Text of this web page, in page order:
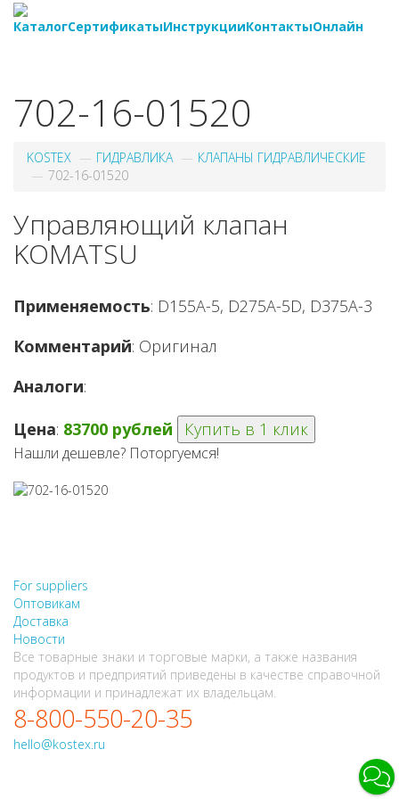
КаталогСертификатыИнструкцииКонтактыОнлайн
702-16-01520
KOSTEX ГИДРАВЛИКА
КЛАПАНЫ ГИДРАВЛИЧЕСКИЕ
702-16-01520
Управляющий клапан
KOMATSU
Применяемость: D155A-5, D275A-5D, D375A-3
Комментарий: Оригинал
Аналоги:
Цена: 83700 рублей Купить в 1 клик
Нашли дешевле? Поторгуемся!
For suppliers
Оптовикам
Доставка
Новости
Все товарные знаки и торговые марки, а также названия
продуктов и предприятий приведены в качестве справочной
информации и принадлежат их владельцам.
8-800-550-20-35
hello@kostex.ru